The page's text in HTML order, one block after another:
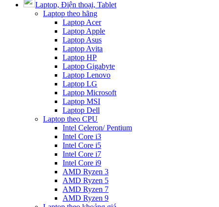
Laptop, Điện thoại, Tablet
Laptop theo hãng
Laptop Acer
Laptop Apple
Laptop Asus
Laptop Avita
Laptop HP
Laptop Gigabyte
Laptop Lenovo
Laptop LG
Laptop Microsoft
Laptop MSI
Laptop Dell
Laptop theo CPU
Intel Celeron/ Pentium
Intel Core i3
Intel Core i5
Intel Core i7
Intel Core i9
AMD Ryzen 3
AMD Ryzen 5
AMD Ryzen 7
AMD Ryzen 9